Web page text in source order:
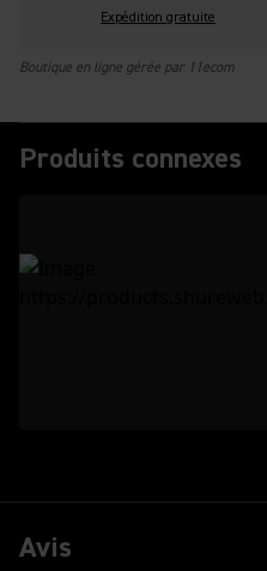
Expédition gratuite
Boutique en ligne gérée par 11ecom
Produits connexes
Avis